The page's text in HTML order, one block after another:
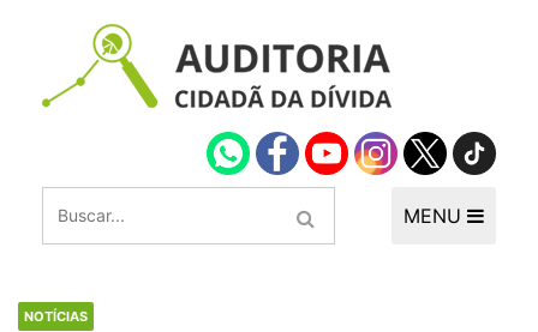
MENU
NOTÍCIAS